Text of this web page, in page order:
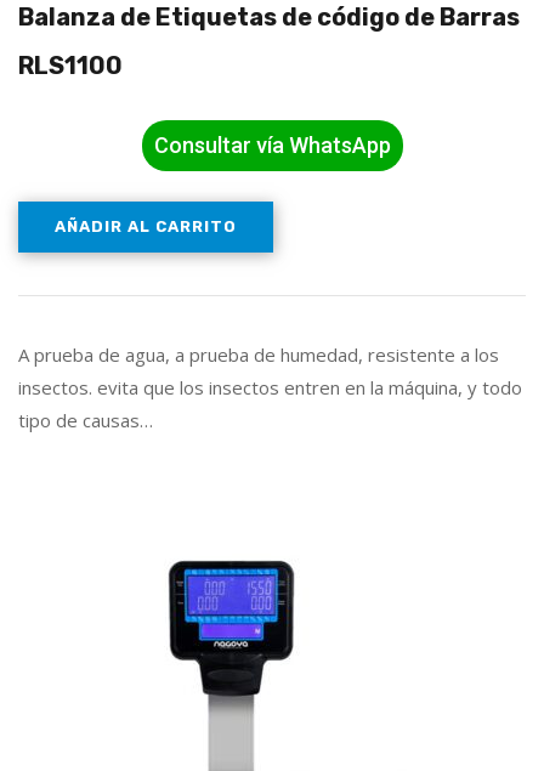
Balanza de Etiquetas de código de Barras
RLS1100
Consultar vía WhatsApp
AÑADIR AL CARRITO
A prueba de agua, a prueba de humedad, resistente a los
insectos. evita que los insectos entren en la máquina, y todo
tipo de causas…